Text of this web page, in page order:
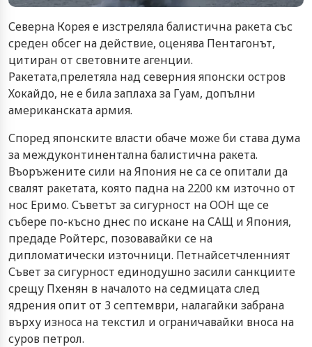
Северна Корея е изстреляла балистична ракета със
среден обсег на действие, оценява Пентагонът,
цитиран от световните агенции.
Ракетата,прелетяла над северния японски остров
Хокайдо, не е била заплаха за Гуам, допълни
американската армия.
Според японските власти обаче може би става дума
за междуконтинентална балистична ракета.
Въоръжените сили на Япония не са се опитали да
свалят ракетата, която падна на 2200 км източно от
нос Еримо. Съветът за сигурност на ООН ще се
събере по-късно днес по искане на САЩ и Япония,
предаде Ройтерс, позовавайки се на
дипломатически източници. Петнайсетчленният
Съвет за сигурност единодушно засили санкциите
срещу Пхенян в началото на седмицата след
ядрения опит от 3 септември, налагайки забрана
върху износа на текстил и ограничавайки вноса на
суров петрол.